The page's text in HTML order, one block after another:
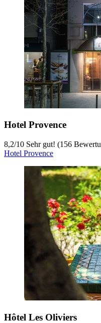
Hotel Provence
8,2/10 Sehr gut! (156
Hotel Provence
Hôtel Les Oliviers